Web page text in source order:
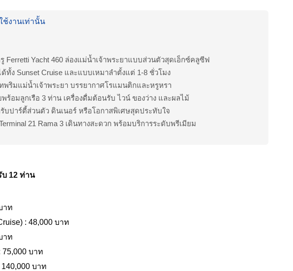
ช้งานเท่านั้น
Ferretti Yacht 460 ล่องแม่น้ำเจ้าพระยาแบบส่วนตัวสุดเอ็กซ์คลูซีฟ
ด้ทั้ง Sunset Cruise และแบบเหมาลำตั้งแต่ 1-8 ชั่วโมง
พริมแม่น้ำเจ้าพระยา บรรยากาศโรแมนติกและหรูหรา
ร้อมลูกเรือ 3 ท่าน เครื่องดื่มต้อนรับ ไวน์ ของว่าง และผลไม้
บปาร์ตี้ส่วนตัว ดินเนอร์ หรือโอกาสพิเศษสุดประทับใจ
21 Rama 3 เดินทางสะดวก พร้อมบริการระดับพรีเมียม
บ 12 ท่าน
าท
: 48,000 บาท
าท
75,000 บาท
บาท